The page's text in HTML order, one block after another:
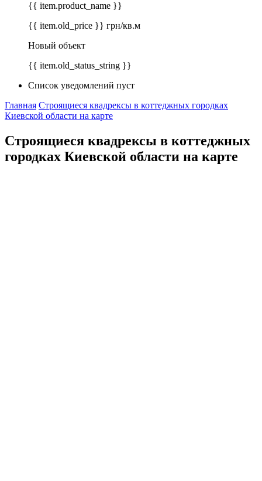
{{ item.product_name }}
{{ item.old_price }} грн/кв.м
Новый объект
{{ item.old_status_string }}
Список уведомлений пуст
Главная Строящиеся квадрексы в коттеджных городках
Киевской области на карте
Строящиеся квадрексы в коттеджных
городках Киевской области на карте